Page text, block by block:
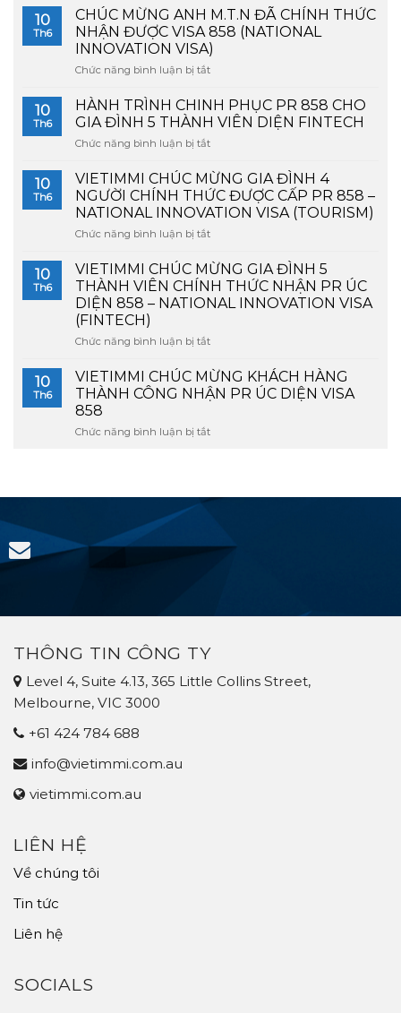
10
Th6
CHÚC MỪNG ANH M.T.N ĐÃ CHÍNH THỨC
NHẬN ĐƯỢC VISA 858 (NATIONAL
INNOVATION VISA)
Chức năng bình luận bị tắt
MỪNG
ANH
M.T.N
THỨC
NHẬN
ĐƯỢC
INNOVATION
VISA)
10
Th6
HÀNH TRÌNH CHINH PHỤC PR 858 CHO
GIA ĐÌNH 5 THÀNH VIÊN DIỆN FINTECH
Chức năng bình luận bị tắt
TRÌNH
CHINH
PHỤC
PR
GIA
ĐÌNH
5
THÀNH
10
Th6
VIETIMMI CHÚC MỪNG GIA ĐÌNH 4
NGƯỜI CHÍNH THỨC ĐƯỢC CẤP PR 858 –
NATIONAL INNOVATION VISA (TOURISM)
Chức năng bình luận bị tắt
CHÚC
MỪNG
GIA
ĐÌNH
THỨC
ĐƯỢC
CẤP
10
Th6
VIETIMMI CHÚC MỪNG GIA ĐÌNH 5
THÀNH VIÊN CHÍNH THỨC NHẬN PR ÚC
DIỆN 858 – NATIONAL INNOVATION VISA
(FINTECH)
Chức năng bình luận bị tắt
CHÚC
MỪNG
GIA
INNOVATION
(FINTECH)
10
Th6
VIETIMMI CHÚC MỪNG KHÁCH HÀNG
THÀNH CÔNG NHẬN PR ÚC DIỆN VISA
858
Chức năng bình luận bị tắt
VISA
THÔNG TIN CÔNG TY
Level 4, Suite 4.13, 365 Little Collins Street,
Melbourne, VIC 3000
+61 424 784 688
info@vietimmi.com.au
vietimmi.com.au
LIÊN HỆ
Về chúng tôi
Tin tức
Liên hệ
SOCIALS